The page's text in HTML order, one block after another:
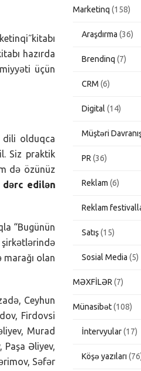
hazırda
üçün
dili olduqca
Siz praktik
də özünüz
dərc edilən
“Bugünün
şirkətlərində
olan
Ceyhun
Firdovsi
Murad
Paşa Əliyev,
Səfər
Marketinq (158)
Araşdırma (36)
Brendinq (7)
CRM (6)
Digital (14)
Müştəri
PR (36)
Reklam (6)
Reklam
Satış(15)
Sosial Media (5)
MƏXFİLƏR (7)
Münasibət(108)
İntervyular(17)
Köşə yazıları